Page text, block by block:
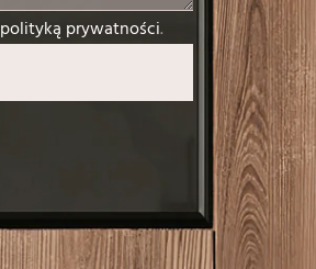
polityką prywatności.